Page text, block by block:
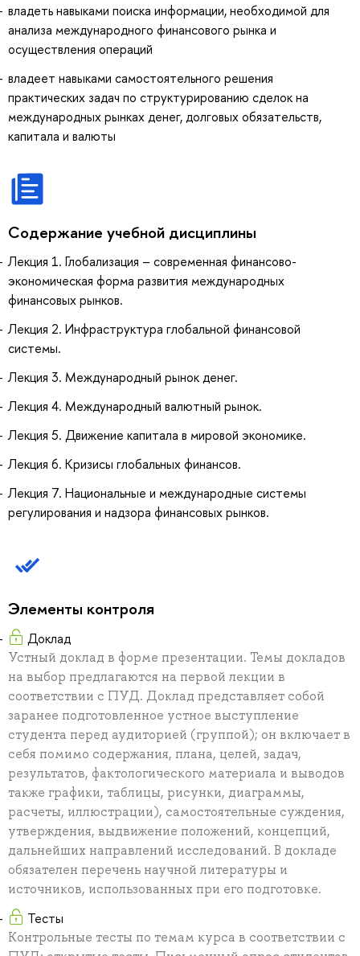
владеть навыками поиска информации, необходимой для
анализа международного финансового рынка и
осуществления операций
владеет навыками самостоятельного решения
практических задач по структурированию сделок на
международных рынках денег, долговых обязательств,
капитала и валюты
Содержание учебной дисциплины
Лекция 1. Глобализация – современная финансово-
экономическая форма развития международных
финансовых рынков.
Лекция 2. Инфраструктура глобальной финансовой
системы.
Лекция 3. Международный рынок денег.
Лекция 4. Международный валютный рынок.
Лекция 5. Движение капитала в мировой экономике.
Лекция 6. Кризисы глобальных финансов.
Лекция 7. Национальные и международные системы
регулирования и надзора финансовых рынков.
Элементы контроля
Доклад
Устный доклад в форме презентации. Темы докладов
на выбор предлагаются на первой лекции в
соответствии с ПУД. Доклад представляет собой
заранее подготовленное устное выступление
студента перед аудиторией (группой); он включает в
себя помимо содержания, плана, целей, задач,
результатов, фактологического материала и выводов
также графики, таблицы, рисунки, диаграммы,
расчеты, иллюстрации), самостоятельные суждения,
утверждения, выдвижение положений, концепций,
дальнейших направлений исследований. В докладе
обязателен перечень научной литературы и
источников, использованных при его подготовке.
Тесты
Контрольные тесты по темам курса в соответствии с